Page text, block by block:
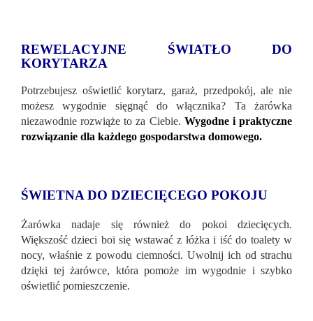
REWELACYJNE ŚWIATŁO DO
KORYTARZA
Potrzebujesz oświetlić korytarz, garaż, przedpokój, ale nie
możesz wygodnie sięgnąć do włącznika? Ta żarówka
niezawodnie rozwiąże to za Ciebie. Wygodne i praktyczne
rozwiązanie dla każdego gospodarstwa domowego.
ŚWIETNA DO DZIECIĘCEGO POKOJU
Żarówka nadaje się również do pokoi dziecięcych.
Większość dzieci boi się wstawać z łóżka i iść do toalety w
nocy, właśnie z powodu ciemności. Uwolnij ich od strachu
dzięki tej żarówce, która pomoże im wygodnie i szybko
oświetlić pomieszczenie.